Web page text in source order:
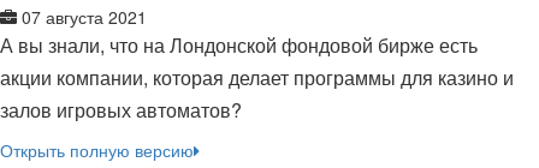
07 августа 2021
А вы знали, что на Лондонской фондовой бирже есть
акции компании, которая делает программы для казино и
залов игровых автоматов?
Открыть полную версию